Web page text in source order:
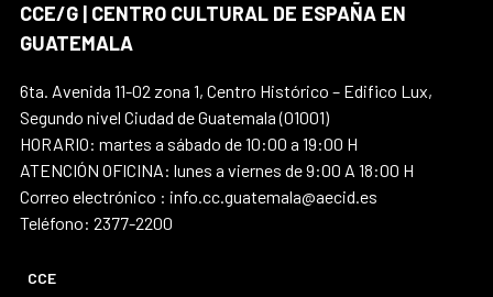
CCE/G | CENTRO CULTURAL DE ESPAÑA EN
GUATEMALA
6ta. Avenida 11-02 zona 1, Centro Histórico – Edifico Lux,
Segundo nivel Ciudad de Guatemala (01001)
HORARIO: martes a sábado de 10:00 a 19:00 H
ATENCIÓN OFICINA: lunes a viernes de 9:00 A 18:00 H
Correo electrónico : info.cc.guatemala@aecid.es
Teléfono: 2377-2200
CCE